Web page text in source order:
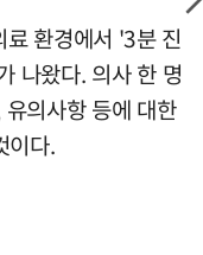
환경에서 '3분 진
나왔다. 의사 한 명
의사항 등에 대한
이다.